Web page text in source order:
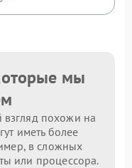
мы
похожи на
иметь более
в сложных
или процессора.